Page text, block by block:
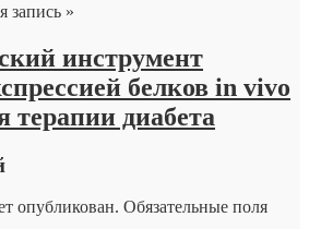
запись »
инструмент
белков in vivo
терапии диабета
опубликован. Обязательные поля